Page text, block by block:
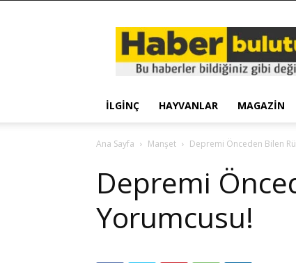
Haber
Bulutu
İLGINÇ HAYVANLAR MAGAZIN
Ana Sayfa Manşet Depremi Önceden Bilen
Depremi
Yorumcusu!